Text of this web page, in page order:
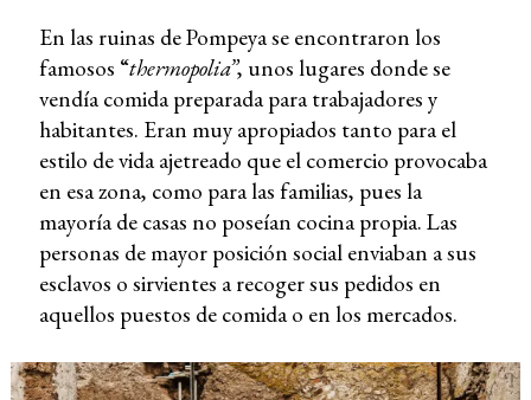
En las ruinas de Pompeya se encontraron los
famosos “thermopolia”, unos lugares donde se
vendía comida preparada para trabajadores y
habitantes. Eran muy apropiados tanto para el
estilo de vida ajetreado que el comercio provocaba
en esa zona, como para las familias, pues la
mayoría de casas no poseían cocina propia. Las
personas de mayor posición social enviaban a sus
esclavos o sirvientes a recoger sus pedidos en
aquellos puestos de comida o en los mercados.